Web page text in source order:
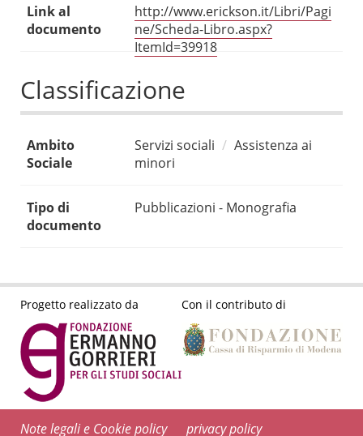
Link al
documento
http://www.erickson.it/Libri/Pagi
ne/Scheda-Libro.aspx?
ItemId=39918
Classificazione
Ambito
Sociale
Servizi sociali
Assistenza ai
minori
Tipo di
documento
Pubblicazioni - Monografia
Progetto realizzato da Con il contributo di
Note legali e Cookie policy privacy policy